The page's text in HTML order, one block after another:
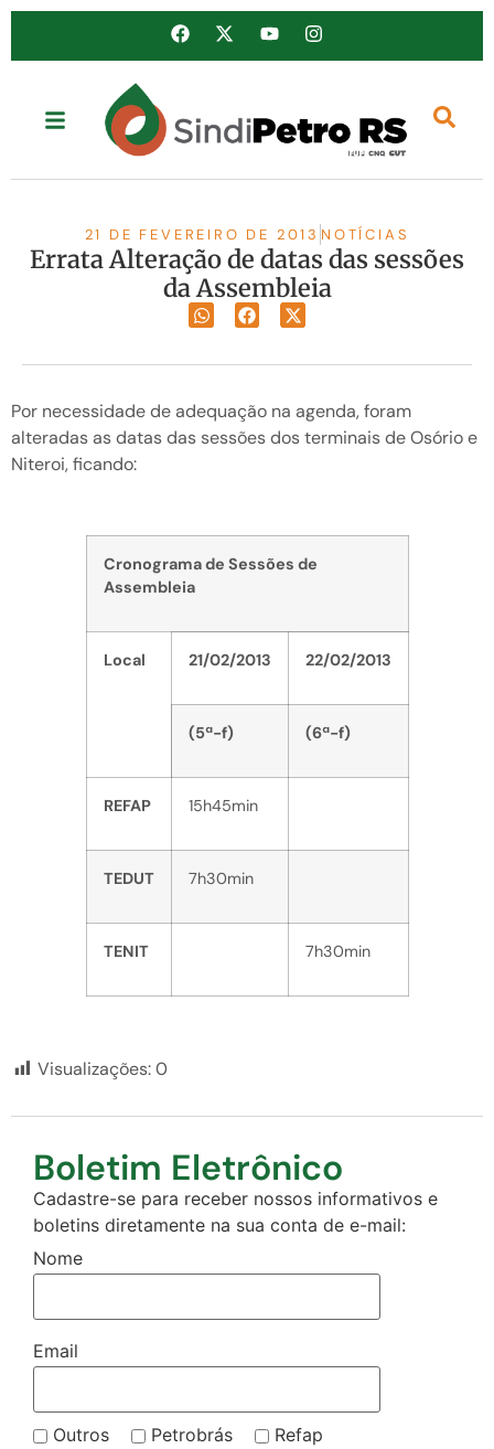
21 DE FEVEREIRO DE 2013 NOTÍCIAS
Errata Alteração de datas das sessões
da Assembleia
Por necessidade de adequação na agenda, foram
alteradas as datas das sessões dos terminais de Osório e
Niteroi, ficando:
Cronograma de Sessões de
Assembleia
Local 21/02/2013 22/02/2013
(5ª-f) (6ª-f)
REFAP 15h45min
TEDUT 7h30min
TENIT 7h30min
Visualizações:0
Boletim Eletrônico
Cadastre-se para receber nossos informativos e
boletins diretamente na sua conta de e-mail:
Nome
Email
Outros Petrobrás
Refap